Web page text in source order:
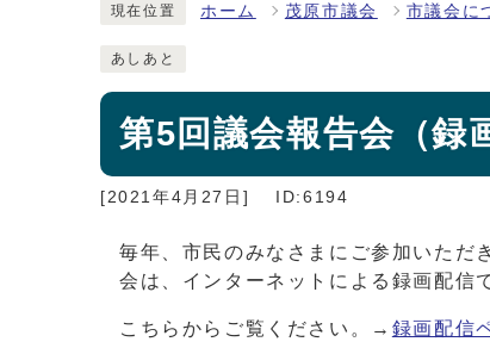
現在位置 ホーム 茂原市議会 市議会に
あしあと
第5回議会報告会（録
[2021年4月27日] ID:6194
毎年、市民のみなさまにご参加いただ
会は、インターネットによる録画配信
こちらからご覧ください。→ 録画配信